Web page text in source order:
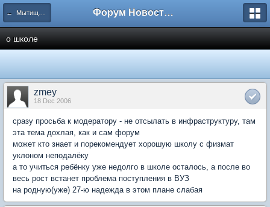
← Мытищи, Сукромка 21 Форум Новостройки
о школе
zmey
18 Dec 2006
сразу просьба к модератору - не отсылать в инфраструктуру, там
эта тема дохлая, как и сам форум
может кто знает и порекомендует хорошую школу с физмат
уклоном неподалёку
а то учиться ребёнку уже недолго в школе осталось, а после во
весь рост встанет проблема поступления в ВУЗ
на родную(уже) 27-ю надежда в этом плане слабая